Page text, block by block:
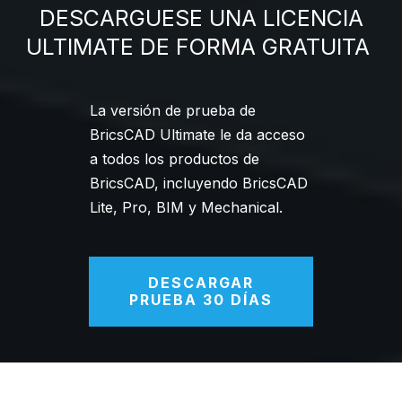
DESCARGUESE UNA LICENCIA
ULTIMATE DE FORMA GRATUITA
La versión de prueba de
BricsCAD Ultimate le da acceso
a todos los productos de
BricsCAD, incluyendo BricsCAD
Lite, Pro, BIM y Mechanical.
DESCARGAR
PRUEBA 30 DÍAS